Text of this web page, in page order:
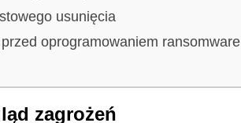
usunięcia
oprogramowaniem ransomware
zagrożeń